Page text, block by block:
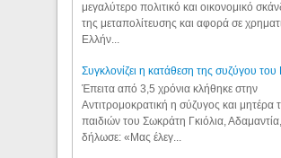
μεγαλύτερο πολιτικό και οικονομικό
της μεταπολίτευσης και αφορά σε
Ελλήν...
Συγκλονίζει η κατάθεση της συζύγου του
Έπειτα από 3,5 χρόνια κλήθηκε στην
Αντιτρομοκρατική η σύζυγος και μητέρα
παιδιών του Σωκράτη Γκιόλια,
δήλωσε: «Μας έλεγ...